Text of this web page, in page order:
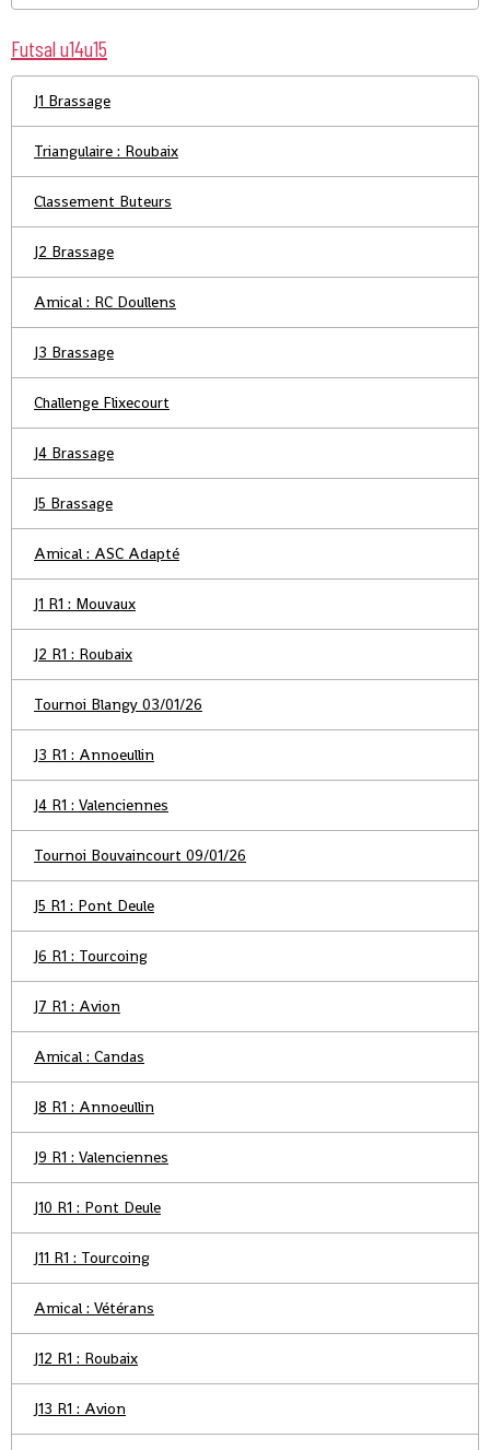
Futsal u14u15
J1 Brassage
Triangulaire : Roubaix
Classement Buteurs
J2 Brassage
Amical : RC Doullens
J3 Brassage
Challenge Flixecourt
J4 Brassage
J5 Brassage
Amical : ASC Adapté
J1 R1 : Mouvaux
J2 R1 : Roubaix
Tournoi Blangy 03/01/26
J3 R1 : Annoeullin
J4 R1 : Valenciennes
Tournoi Bouvaincourt 09/01/26
J5 R1 : Pont Deule
J6 R1 : Tourcoing
J7 R1 : Avion
Amical : Candas
J8 R1 : Annoeullin
J9 R1 : Valenciennes
J10 R1 : Pont Deule
J11 R1 : Tourcoing
Amical : Vétérans
J12 R1 : Roubaix
J13 R1 : Avion